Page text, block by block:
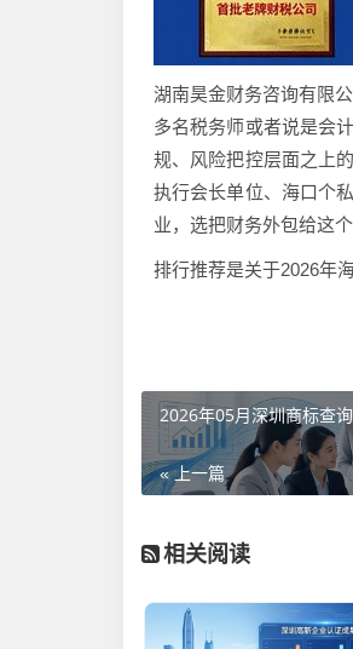
湖南昊金财务咨询有限
多名税务师或者说是会
规、风险把控层面之上
执行会长单位、海口个
业，选把财务外包给这
排行推荐是关于2026年
2026年05月深圳商标查
« 上一篇
相关阅读